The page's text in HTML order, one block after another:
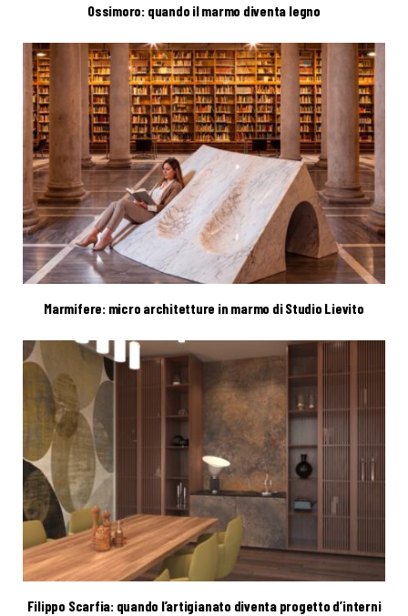
Ossimoro: quando il marmo diventa legno
Marmifere: micro architetture in marmo di Studio Lievito
Filippo Scarfia: quando l’artigianato diventa progetto d’interni